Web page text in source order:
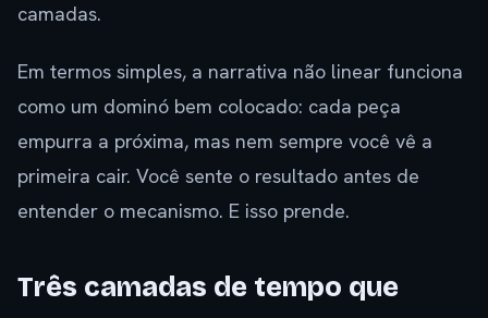
camadas.
Em termos simples, a narrativa não linear funciona
como um dominó bem colocado: cada peça
empurra a próxima, mas nem sempre você vê a
primeira cair. Você sente o resultado antes de
entender o mecanismo. E isso prende.
Três camadas de tempo que